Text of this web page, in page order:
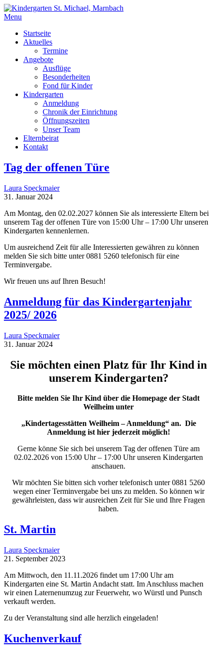
Menu
Startseite
Aktuelles
Termine
Angebote
Ausflüge
Besonderheiten
Fond für Kinder
Kindergarten
Anmeldung
Chronik der Einrichtung
Öffnungszeiten
Unser Team
Elternbeirat
Kontakt
Tag der offenen Türe
Laura Speckmaier
31. Januar 2024
Am Montag, den 02.02.2027 können Sie als interessierte Eltern bei
unserem Tag der offenen Türe von 15:00 Uhr – 17:00 Uhr unseren
Kindergarten kennenlernen.
Um ausreichend Zeit für alle Interessierten gewähren zu können
melden Sie sich bitte unter 0881 5260 telefonisch für eine
Terminvergabe.
Wir freuen uns auf Ihren Besuch!
Anmeldung für das Kindergartenjahr
2025/ 2026
Laura Speckmaier
31. Januar 2024
Sie möchten einen Platz für Ihr Kind in
unserem Kindergarten?
Bitte melden Sie Ihr Kind über die Homepage der Stadt
Weilheim unter
„Kindertagesstätten Weilheim – Anmeldung“ an. Die
Anmeldung ist hier jederzeit möglich!
Gerne könne Sie sich bei unserem Tag der offenen Türe am
02.02.2026 von 15:00 Uhr – 17:00 Uhr unseren Kindergarten
anschauen.
Wir möchten Sie bitten sich vorher telefonisch unter 0881 5260
wegen einer Terminvergabe bei uns zu melden. So können wir
gewährleisten, dass wir ausreichen Zeit für Sie und Ihre Fragen
haben.
St. Martin
Laura Speckmaier
21. September 2023
Am Mittwoch, den 11.11.2026 findet um 17:00 Uhr am
Kindergarten eine St. Martin Andacht statt. Im Anschluss machen
wir einen Laternenumzug zur Feuerwehr, wo Würstl und Punsch
verkauft werden.
Zu der Veranstaltung sind alle herzlich eingeladen!
Kuchenverkauf